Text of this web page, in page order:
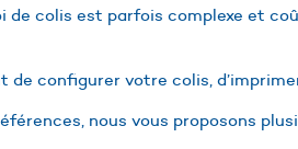
de colis est parfois complexe et
de configurer votre colis,
nous vous proposons